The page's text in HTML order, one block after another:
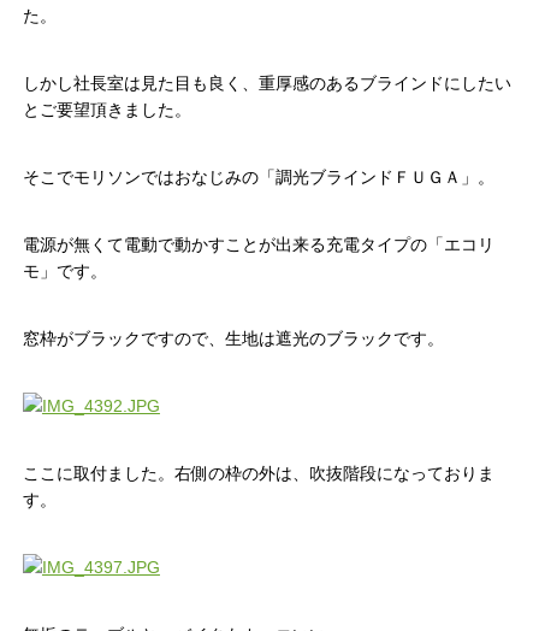
た。
しかし社長室は見た目も良く、重厚感のあるブラインドにしたい
とご要望頂きました。
そこでモリソンではおなじみの「調光ブラインドＦＵＧＡ」。
電源が無くて電動で動かすことが出来る充電タイプの「エコリ
モ」です。
窓枠がブラックですので、生地は遮光のブラックです。
ここに取付ました。右側の枠の外は、吹抜階段になっておりま
す。